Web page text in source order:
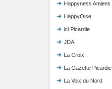
Happyness Amiens
HappyOise
ici Picardie
JDA
La Croix
La Gazette Picardie
La Voix du Nord